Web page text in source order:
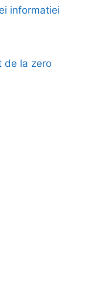
informatiei
de la zero